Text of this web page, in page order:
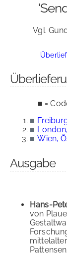
Vgl.
■ =
■
■
■ Wien,
Ausgabe
Hans-
von